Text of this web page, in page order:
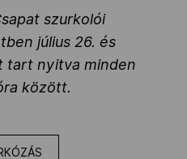
szurkolói
július 26. és
tart nyitva minden
között.